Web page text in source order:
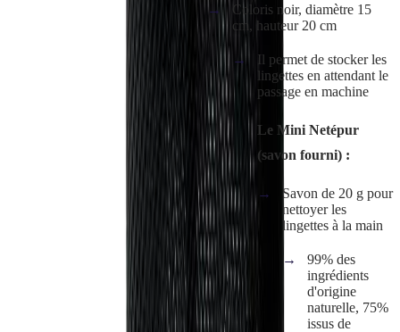
Coloris noir, diamètre 15
cm, hauteur 20 cm
Il permet de stocker les
lingettes en attendant le
passage en machine
Le Mini Netépur
(savon fourni) :
Savon de 20 g pour
nettoyer les
lingettes à la main
99% des
ingrédients
d'origine
naturelle, 75%
issus de